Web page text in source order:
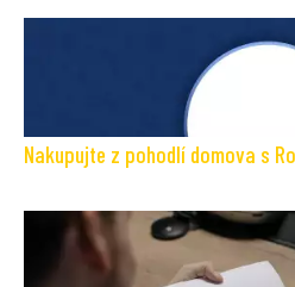
Nakupujte z pohodlí domova s